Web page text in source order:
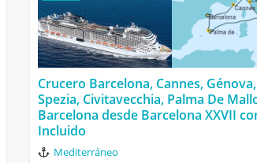
Crucero Barcelona, Cannes,
Spezia, Civitavecchia, Palma De
Barcelona desde Barcelona XXVII
Incluido
Mediterráneo